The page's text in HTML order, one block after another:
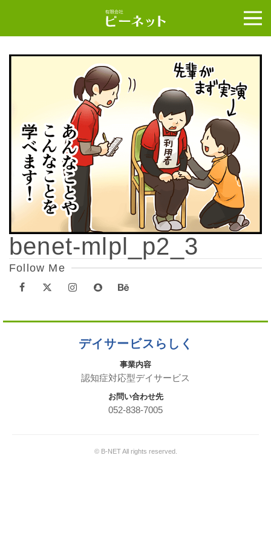
benet-mlpl_p2_3
Follow Me
デイサービスらしく
事業内容
認知症対応型デイサービス
お問い合わせ先
052-838-7005
© B-NET All rights reserved.